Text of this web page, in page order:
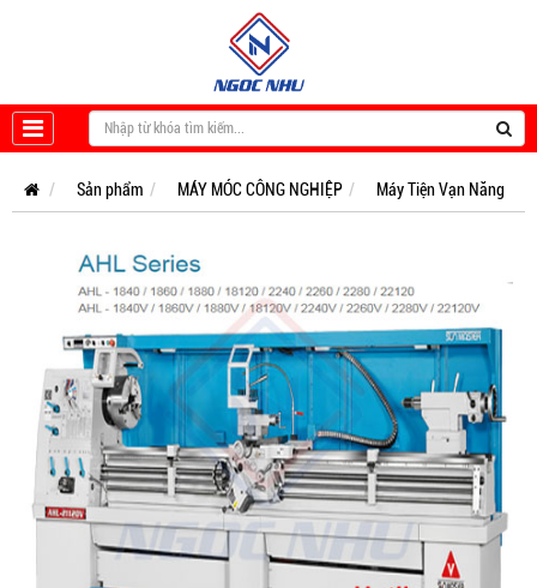
Sản phẩm MÁY MÓC CÔNG NGHIỆP Máy Tiện Vạn Năng